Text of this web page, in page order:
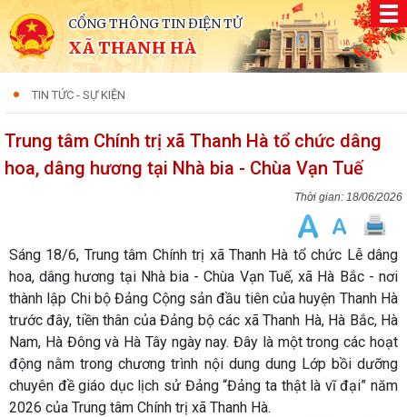
CỔNG THÔNG TIN ĐIỆN TỬ
XÃ THANH HÀ
TIN TỨC - SỰ KIỆN
Trung tâm Chính trị xã Thanh Hà tổ chức dâng
hoa, dâng hương tại Nhà bia - Chùa Vạn Tuế
18/06/2026
Sáng 18/6, Trung tâm Chính trị xã Thanh Hà tổ chức Lễ dâng
hoa, dâng hương tại Nhà bia - Chùa Vạn Tuế, xã Hà Bắc - nơi
thành lập Chi bộ Đảng Cộng sản đầu tiên của huyện Thanh Hà
trước đây, tiền thân của Đảng bộ các xã Thanh Hà, Hà Bắc, Hà
Nam, Hà Đông và Hà Tây ngày nay. Đây là một trong các hoạt
động nằm trong chương trình nội dung dung Lớp bồi dưỡng
chuyên đề giáo dục lịch sử Đảng “Đảng ta thật là vĩ đại” năm
2026 của Trung tâm Chính trị xã Thanh Hà.